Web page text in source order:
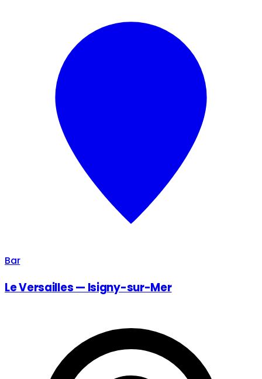
Bar
Le Versailles — Isigny-sur-Mer